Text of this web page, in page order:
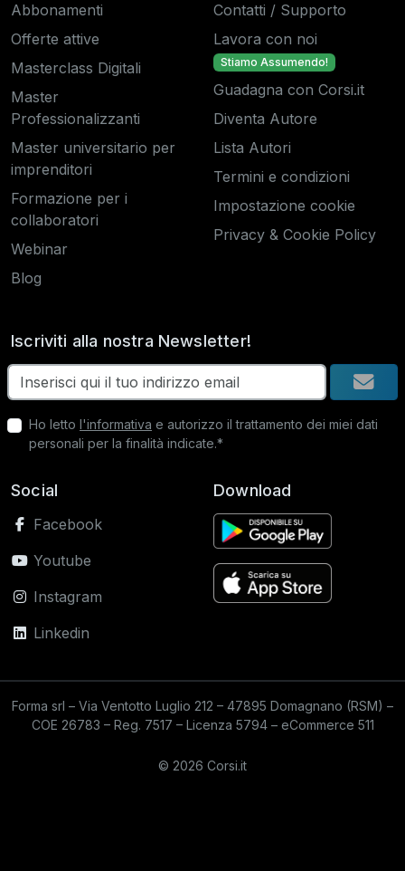
Abbonamenti
Offerte attive
Masterclass Digitali
Master
Professionalizzanti
Master universitario per
imprenditori
Formazione per i
collaboratori
Webinar
Blog
Contatti / Supporto
Lavora con noi
Stiamo Assumendo!
Guadagna con Corsi.it
Diventa Autore
Lista Autori
Termini e condizioni
Impostazione cookie
Privacy & Cookie Policy
Iscriviti alla nostra Newsletter!
Ho letto l'informativa e autorizzo il trattamento dei miei dati
personali per la finalità indicate.*
Social
Facebook
Youtube
Instagram
Linkedin
Download
Forma srl – Via Ventotto Luglio 212 – 47895 Domagnano (RSM) –
COE 26783 – Reg. 7517 – Licenza 5794 – eCommerce 511
© 2026 Corsi.it